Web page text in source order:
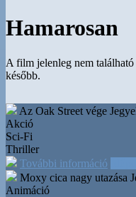
Hamarosan
A film jelenleg nem
később.
Az Oak Street vége
Akció
Sci-Fi
Thriller
További információ
Moxy cica nagy utazása
Animáció